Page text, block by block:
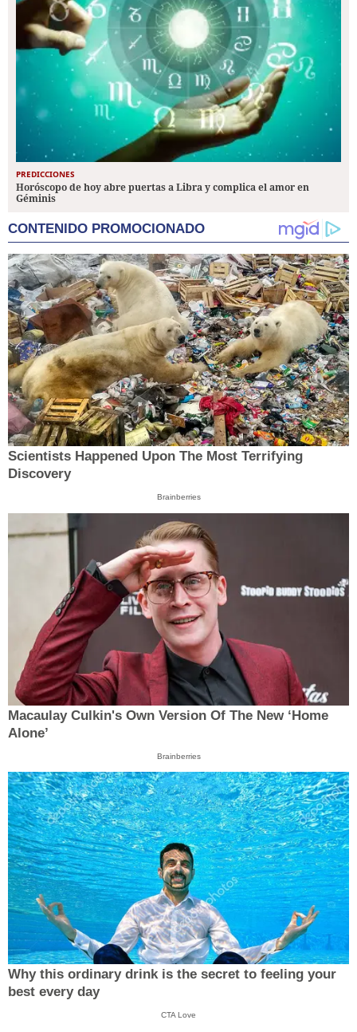
PREDICCIONES
Horóscopo de hoy abre puertas a Libra y complica el amor en
Géminis
CONTENIDO PROMOCIONADO
Scientists Happened Upon The Most Terrifying
Discovery
Brainberries
Macaulay Culkin's Own Version Of The New ‘Home
Alone’
Brainberries
Why this ordinary drink is the secret to feeling your
best every day
CTA Love